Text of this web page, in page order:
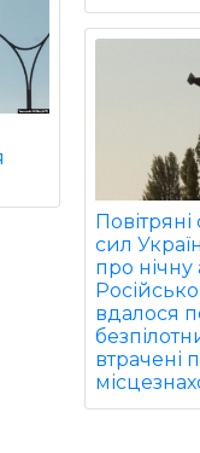
сил
про нічну
вдалося
втрачені